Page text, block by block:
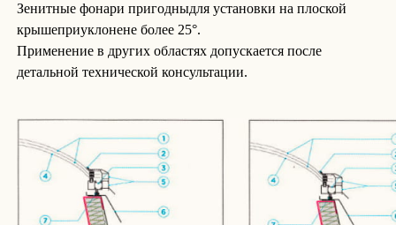
Зенитные фонари пригодныдля установки на плоской
крышеприуклонене более 25°.
Применение в других областях допускается после
детальной технической консультации.